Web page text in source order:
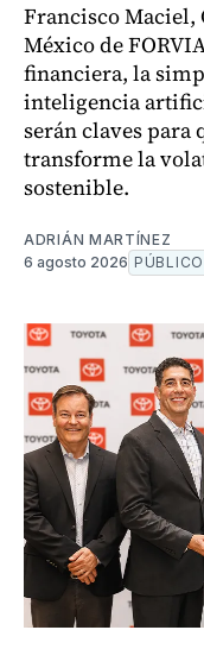
Francisco Maciel,
México de
financiera, la
inteligencia
serán claves
transforme la
sostenible.
ADRIÁN MARTÍNEZ
6 agosto 2026 PÚBLICO